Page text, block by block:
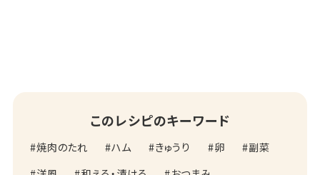
このレシピのキーワード
焼肉のたれ ハム きゅうり 卵
副菜